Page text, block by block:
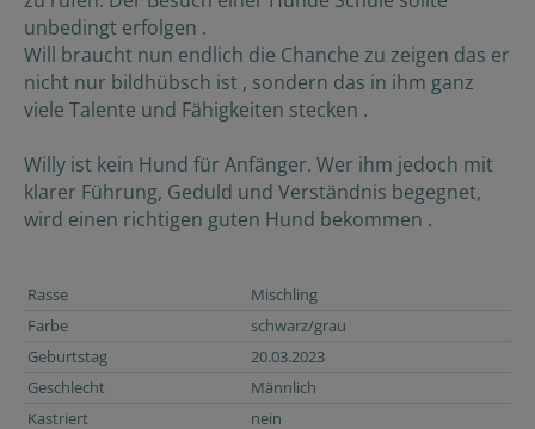
unbedingt erfolgen .
Will braucht nun endlich die Chanche zu zeigen das er
nicht nur bildhübsch ist , sondern das in ihm ganz
viele Talente und Fähigkeiten stecken .
Willy ist kein Hund für Anfänger. Wer ihm jedoch mit
klarer Führung, Geduld und Verständnis begegnet,
wird einen richtigen guten Hund bekommen .
Rasse
Mischling
Farbe
schwarz/grau
Geburtstag
20.03.2023
Geschlecht
Männlich
Kastriert
nein